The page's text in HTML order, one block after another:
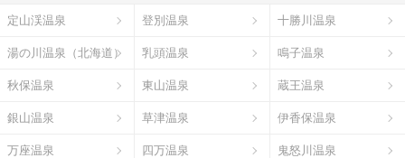
定山渓温泉 登別温泉 十勝川温泉
湯の川温泉（北海道） 乳頭温泉 鳴子温泉
秋保温泉 東山温泉 蔵王温泉
銀山温泉 草津温泉 伊香保温泉
万座温泉 四万温泉 鬼怒川温泉